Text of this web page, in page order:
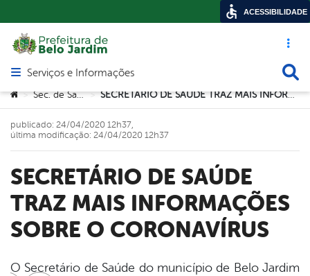
Acesso
Abrir menu principal de navegação
Serviços e Informações
Você está aqui:
> Sec. de Saúde > SECRETÁRIO DE SAÚDE TRAZ MAIS INFORMAÇÕES SOBRE O CORONAVÍRUS
SECRETÁRIO DE SAÚDE
TRAZ MAIS INFORMAÇÕES
SOBRE O CORONAVÍRUS
publicado: 24/04/2020 12h37,
última modificação: 24/04/2020 12h37
O Secretário de Saúde do município de Belo Jardim
ACESSIBILIDADE